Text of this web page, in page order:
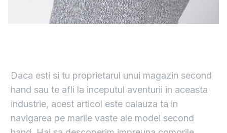
Daca esti si tu proprietarul unui magazin second
hand sau te afli la inceputul aventurii in aceasta
industrie, acest articol este calauza ta in
navigarea pe marile vaste ale modei second